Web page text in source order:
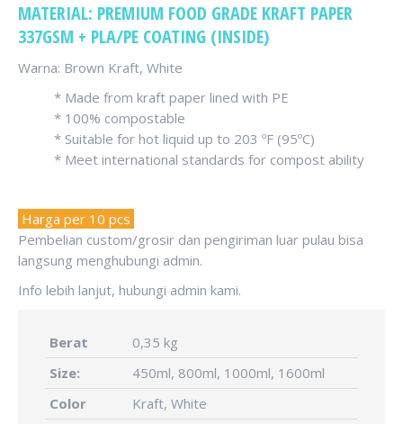
MATERIAL: PREMIUM FOOD GRADE KRAFT PAPER
337GSM + PLA/PE COATING (INSIDE)
Warna: Brown Kraft, White
* Made from kraft paper lined with PE
* 100% compostable
* Suitable for hot liquid up to 203 ºF (95ºC)
* Meet international standards for compost ability
Harga per 10 pcs
Pembelian custom/grosir dan pengiriman luar pulau bisa
langsung menghubungi admin.
Info lebih lanjut, hubungi admin kami.
Berat
0,35 kg
Size:
450ml, 800ml, 1000ml, 1600ml
Color
Kraft, White